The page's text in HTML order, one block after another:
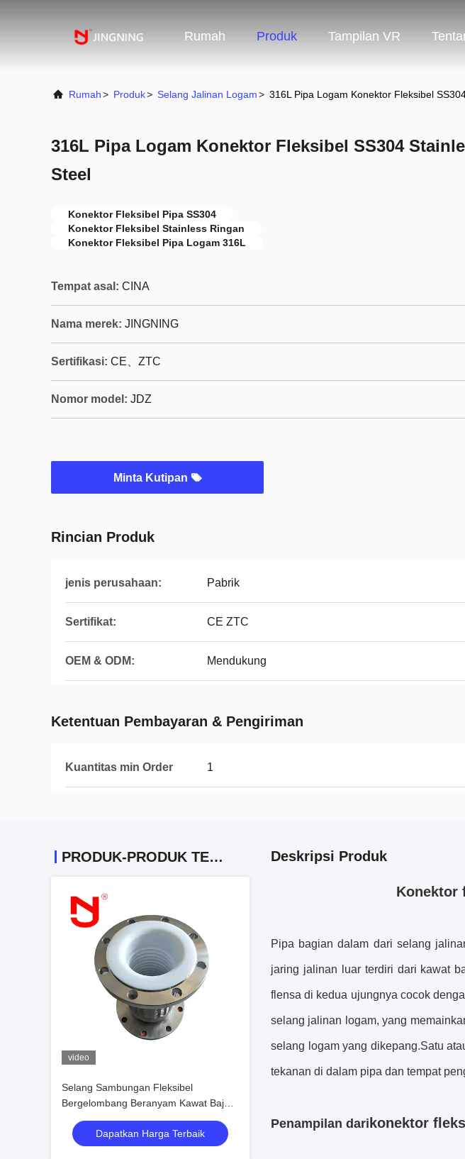
Rumah Produk Tampilan VR
Rumah> Produk> Selang Jalinan Logam> 316L Pipa Logam Konektor Fleksibel
316L Pipa Logam Konektor Fleksibel SS304
Steel
Konektor Fleksibel Pipa SS304
Konektor Fleksibel Stainless Ringan
Konektor Fleksibel Pipa Logam 316L
Tempat asal: CINA
Nama merek: JINGNING
Sertifikasi: CE、ZTC
Nomor model: JDZ
Minta Kutipan
Rincian Produk
jenis perusahaan: Pabrik
Sertifikat: CE ZTC
OEM & ODM: Mendukung
Ketentuan Pembayaran & Pengiriman
Kuantitas min Order 1
PRODUK-PRODUK TERKAIT
video
Selang Sambungan Fleksibel
Bergelombang Beranyam Kawat Baja
Tahan Karat dengan Lapisan PTFE
Dapatkan Harga Terbaik
Deskripsi Produk
Konektor
Pipa bagian dalam dari selang
jaring jalinan luar terdiri dari kawat
flensa di kedua ujungnya cocok
selang jalinan logam, yang
selang logam yang dikepang.Satu
tekanan di dalam pipa dan tempat
Penampilan dari konektor